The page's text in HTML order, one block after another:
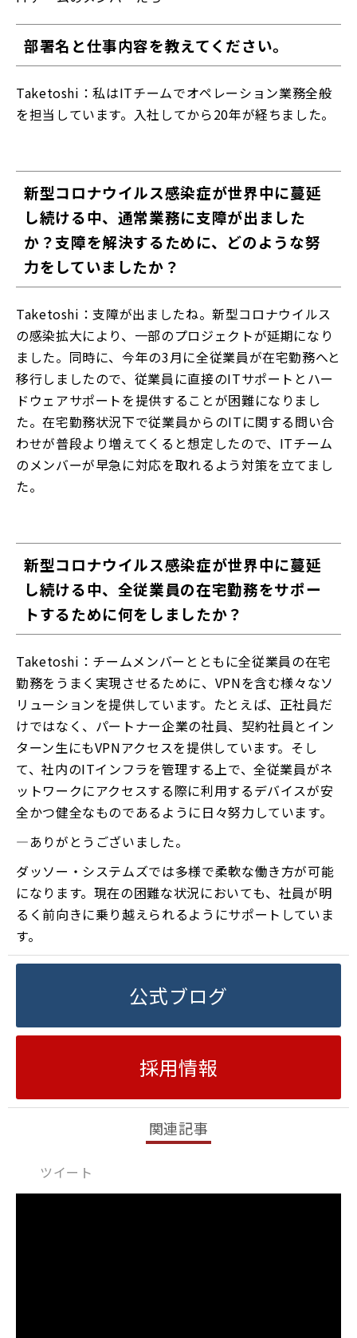
部署名と仕事内容を教えてください。
Taketoshi：私はITチームでオペレーション業務全般
を担当しています。入社してから20年が経ちました。
新型コロナウイルス感染症が世界中に蔓延
し続ける中、通常業務に支障が出ました
か？支障を解決するために、どのような努
力をしていましたか？
Taketoshi：支障が出ましたね。新型コロナウイルス
の感染拡大により、一部のプロジェクトが延期になり
ました。同時に、今年の3月に全従業員が在宅勤務へと
移行しましたので、従業員に直接のITサポートとハー
ドウェアサポートを提供することが困難になりまし
た。在宅勤務状況下で従業員からのITに関する問い合
わせが普段より増えてくると想定したので、ITチーム
のメンバーが早急に対応を取れるよう対策を立てまし
た。
新型コロナウイルス感染症が世界中に蔓延
し続ける中、全従業員の在宅勤務をサポー
トするために何をしましたか？
Taketoshi：チームメンバーとともに全従業員の在宅
勤務をうまく実現させるために、VPNを含む様々なソ
リューションを提供しています。たとえば、正社員だ
けではなく、パートナー企業の社員、契約社員とイン
ターン生にもVPNアクセスを提供しています。そし
て、社内のITインフラを管理する上で、全従業員がネ
ットワークにアクセスする際に利用するデバイスが安
全かつ健全なものであるように日々努力しています。
―ありがとうございました。
ダッソー・システムズでは多様で柔軟な働き方が可能
になります。現在の困難な状況においても、社員が明
るく前向きに乗り越えられるようにサポートしていま
す。
公式ブログ
採用情報
関連記事
ツイート